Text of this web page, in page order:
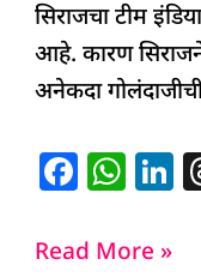
सिराजचा टीम
आहे. कारण
अनेकदा
F
c
W
at
Read More »